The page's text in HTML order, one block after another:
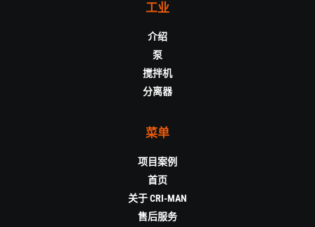
工业
介绍
泵
搅拌机
分离器
菜单
项目案例
首页
关于 CRI-MAN
售后服务